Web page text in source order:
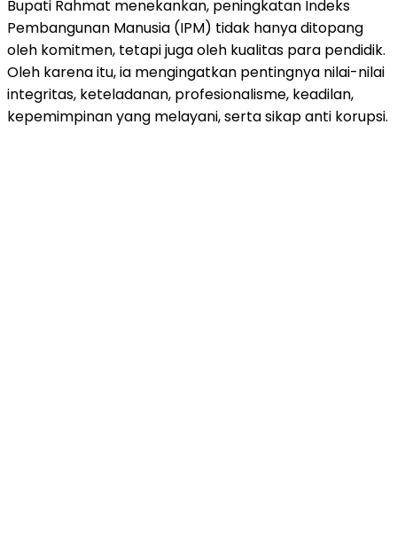
Bupati Rahmat menekankan, peningkatan Indeks
Pembangunan Manusia (IPM) tidak hanya ditopang
oleh komitmen, tetapi juga oleh kualitas para pendidik.
Oleh karena itu, ia mengingatkan pentingnya nilai-nilai
integritas, keteladanan, profesionalisme, keadilan,
kepemimpinan yang melayani, serta sikap anti korupsi.